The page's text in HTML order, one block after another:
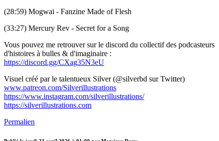
(28:59) Mogwai - Fanzine Made of Flesh
(33:27) Mercury Rev - Secret for a Song
Vous pouvez me retrouver sur le discord du collectif des podcasteurs
d'histoires à bulles & d'imaginaire :
https://discord.gg/CXag35N3eU
Visuel créé par le talentueux Silver (@silverbd sur Twitter)
www.patreon.com/Silverillustrations
https://www.instagram.com/silverillustrations/
https://silverillustrations.com
Permalien